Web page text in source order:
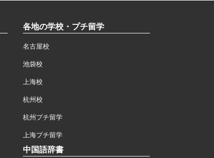
各地の学校・プチ留学
名古屋校
池袋校
上海校
杭州校
杭州プチ留学
上海プチ留学
中国語辞書